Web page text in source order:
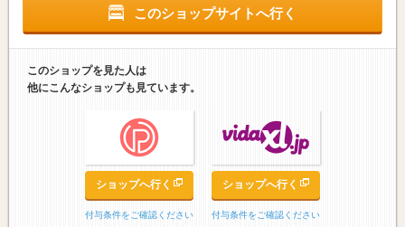
このショップサイトへ行く
このショップを見た人は
他にこんなショップも見ています。
ショップへ行く
付与条件をご確認ください
ショップへ行く
付与条件をご確認ください